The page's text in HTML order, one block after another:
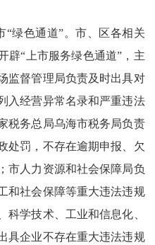
色通道”。市、区各相关
辟“上市服务绿色通道”，主
监督管理局负责及时出具对
入经营异常名录和严重违法
税务总局乌海市税务局负责
处罚，不存在逾期申报、欠
市人力资源和社会保障局负
和社会保障等重大违法违规
科学技术、工业和信息化、
具企业不存在重大违法违规